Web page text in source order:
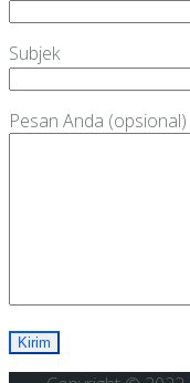
Subjek
Pesan Anda (opsional)